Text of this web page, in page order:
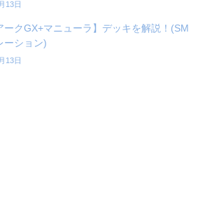
13日
ークGX+マニューラ】デッキを解説！(SM
ーション)
13日